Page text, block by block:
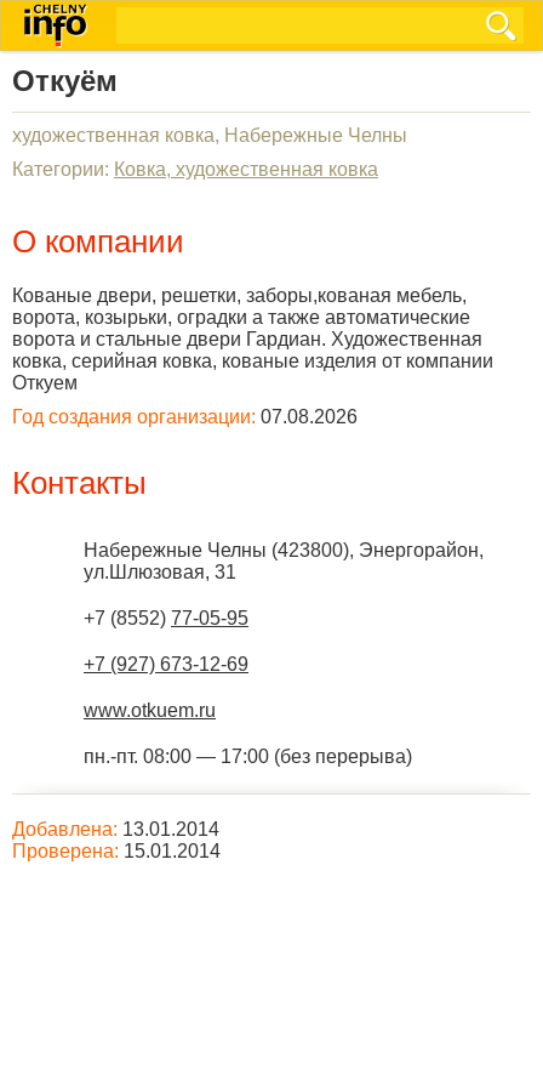
Откуём
художественная ковка, Набережные Челны
Категории: Ковка, художественная ковка
О компании
Кованые двери, решетки, заборы,кованая мебель,
ворота, козырьки, оградки а также автоматические
ворота и стальные двери Гардиан. Художественная
ковка, серийная ковка, кованые изделия от компании
Откуем
Год создания организации: 07.08.2026
Контакты
Набережные Челны (423800), Энергорайон,
ул.Шлюзовая, 31
+7 (8552) 77-05-95
+7 (927) 673-12-69
www.otkuem.ru
пн.-пт. 08:00 — 17:00 (без перерыва)
Добавлена: 13.01.2014
Проверена: 15.01.2014